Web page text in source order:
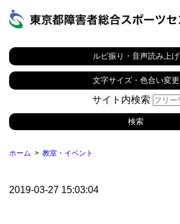
ルビ振り・音声読み上げ
文字サイズ・色合い変更
サイト内検索
ホーム 教室・イベント
2019-03-27 15:03:04